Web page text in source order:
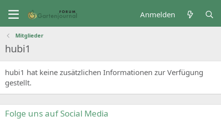
Anmelden
Mitglieder
hubi1
hubi1 hat keine zusätzlichen Informationen zur Verfügung
gestellt.
Folge uns auf Social Media